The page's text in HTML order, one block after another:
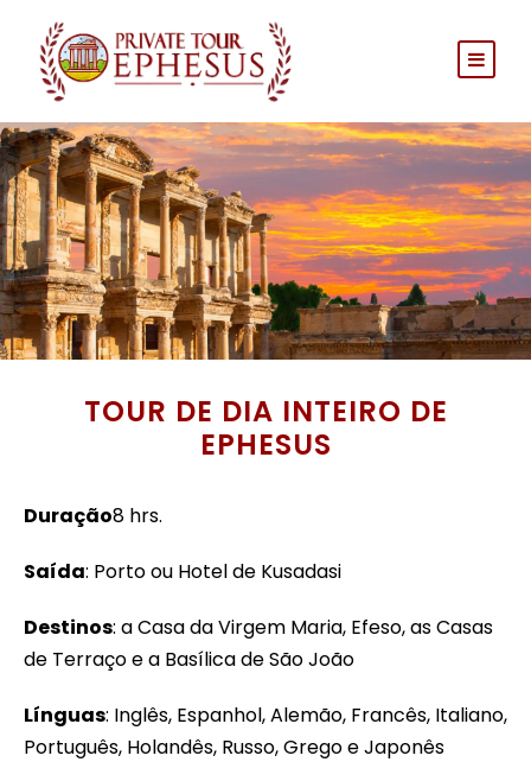
TOUR DE DIA INTEIRO DE
EPHESUS
Duração8 hrs.
Saída: Porto ou Hotel de Kusadasi
Destinos: a Casa da Virgem Maria, Efeso, as Casas
de Terraço e a Basílica de São João
Línguas: Inglês, Espanhol, Alemão, Francês, Italiano,
Português, Holandês, Russo, Grego e Japonês